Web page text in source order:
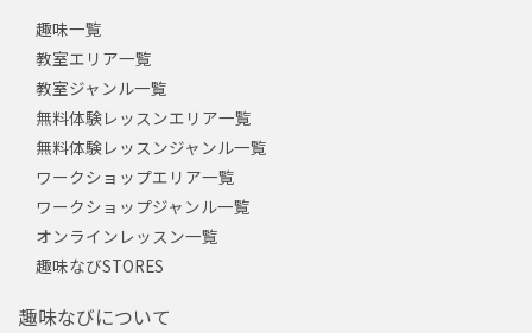
趣味一覧
教室エリア一覧
教室ジャンル一覧
無料体験レッスンエリア一覧
無料体験レッスンジャンル一覧
ワークショップエリア一覧
ワークショップジャンル一覧
オンラインレッスン一覧
趣味なびSTORES
趣味なびについて